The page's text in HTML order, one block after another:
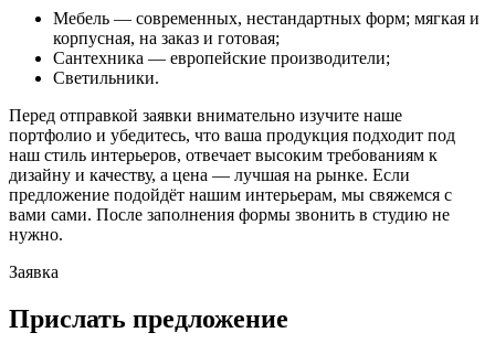
Мебель — современных, нестандартных форм; мягкая и
корпусная, на заказ и готовая;
Сантехника — европейские производители;
Светильники.
Перед отправкой заявки внимательно изучите наше
портфолио и убедитесь, что ваша продукция подходит под
наш стиль интерьеров, отвечает высоким требованиям к
дизайну и качеству, а цена — лучшая на рынке. Если
предложение подойдёт нашим интерьерам, мы свяжемся с
вами сами. После заполнения формы звонить в студию не
нужно.
Заявка
Прислать предложение